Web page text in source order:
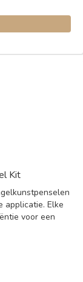
Kit
applicatie. Elke
voor een